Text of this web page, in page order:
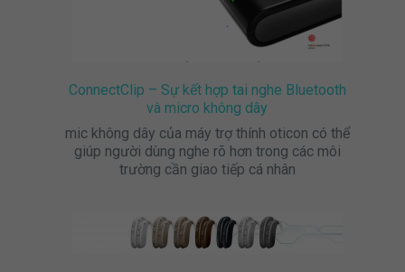
ConnectClip – Sự kết hợp tai nghe Bluetooth
và micro không dây
mic không dây của máy trợ thính oticon có thể
giúp người dùng nghe rõ hơn trong các môi
trường cần giao tiếp cá nhân